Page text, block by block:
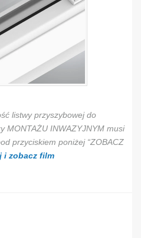
listwy przyszybowej do
MONTAŻU INWAZYJNYM musi
przyciskiem poniżej “ZOBACZ
i zobacz film